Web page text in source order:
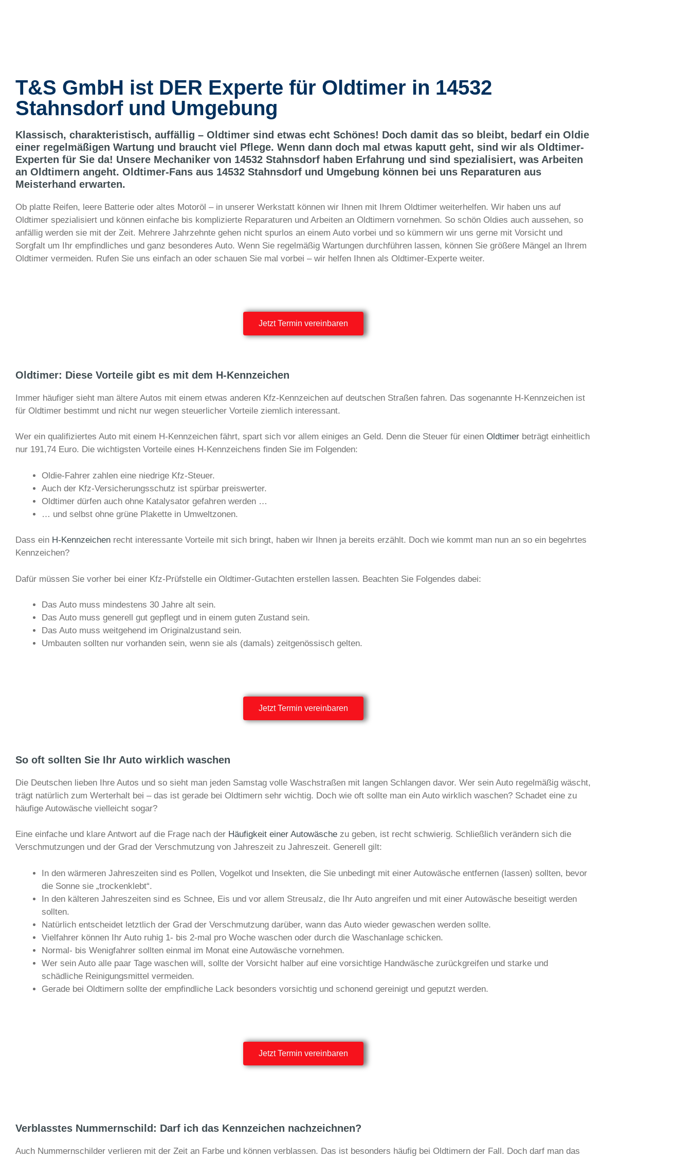
T&S GmbH ist DER Experte für Oldtimer in 14532
Stahnsdorf und Umgebung
Klassisch, charakteristisch, auffällig – Oldtimer sind etwas echt Schönes! Doch damit das so bleibt, bedarf ein Oldie
einer regelmäßigen Wartung und braucht viel Pflege. Wenn dann doch mal etwas kaputt geht, sind wir als Oldtimer-
Experten für Sie da! Unsere Mechaniker von 14532 Stahnsdorf haben Erfahrung und sind spezialisiert, was Arbeiten
an Oldtimern angeht. Oldtimer-Fans aus 14532 Stahnsdorf und Umgebung können bei uns Reparaturen aus
Meisterhand erwarten.
Ob platte Reifen, leere Batterie oder altes Motoröl – in unserer Werkstatt können wir Ihnen mit Ihrem Oldtimer weiterhelfen. Wir haben uns auf
Oldtimer spezialisiert und können einfache bis komplizierte Reparaturen und Arbeiten an Oldtimern vornehmen. So schön Oldies auch aussehen, so
anfällig werden sie mit der Zeit. Mehrere Jahrzehnte gehen nicht spurlos an einem Auto vorbei und so kümmern wir uns gerne mit Vorsicht und
Sorgfalt um Ihr empfindliches und ganz besonderes Auto. Wenn Sie regelmäßig Wartungen durchführen lassen, können Sie größere Mängel an Ihrem
Oldtimer vermeiden. Rufen Sie uns einfach an oder schauen Sie mal vorbei – wir helfen Ihnen als Oldtimer-Experte weiter.
Jetzt Termin vereinbaren
Oldtimer: Diese Vorteile gibt es mit dem H-Kennzeichen
Immer häufiger sieht man ältere Autos mit einem etwas anderen Kfz-Kennzeichen auf deutschen Straßen fahren. Das sogenannte H-Kennzeichen ist
für Oldtimer bestimmt und nicht nur wegen steuerlicher Vorteile ziemlich interessant.
Wer ein qualifiziertes Auto mit einem H-Kennzeichen fährt, spart sich vor allem einiges an Geld. Denn die Steuer für einen Oldtimer beträgt einheitlich
nur 191,74 Euro. Die wichtigsten Vorteile eines H-Kennzeichens finden Sie im Folgenden:
Oldie-Fahrer zahlen eine niedrige Kfz-Steuer.
Auch der Kfz-Versicherungsschutz ist spürbar preiswerter.
Oldtimer dürfen auch ohne Katalysator gefahren werden …
… und selbst ohne grüne Plakette in Umweltzonen.
Dass ein H-Kennzeichen recht interessante Vorteile mit sich bringt, haben wir Ihnen ja bereits erzählt. Doch wie kommt man nun an so ein begehrtes
Kennzeichen?
Dafür müssen Sie vorher bei einer Kfz-Prüfstelle ein Oldtimer-Gutachten erstellen lassen. Beachten Sie Folgendes dabei:
Das Auto muss mindestens 30 Jahre alt sein.
Das Auto muss generell gut gepflegt und in einem guten Zustand sein.
Das Auto muss weitgehend im Originalzustand sein.
Umbauten sollten nur vorhanden sein, wenn sie als (damals) zeitgenössisch gelten.
Jetzt Termin vereinbaren
So oft sollten Sie Ihr Auto wirklich waschen
Die Deutschen lieben Ihre Autos und so sieht man jeden Samstag volle Waschstraßen mit langen Schlangen davor. Wer sein Auto regelmäßig wäscht,
trägt natürlich zum Werterhalt bei – das ist gerade bei Oldtimern sehr wichtig. Doch wie oft sollte man ein Auto wirklich waschen? Schadet eine zu
häufige Autowäsche vielleicht sogar?
Eine einfache und klare Antwort auf die Frage nach der Häufigkeit einer Autowäsche zu geben, ist recht schwierig. Schließlich verändern sich die
Verschmutzungen und der Grad der Verschmutzung von Jahreszeit zu Jahreszeit. Generell gilt:
In den wärmeren Jahreszeiten sind es Pollen, Vogelkot und Insekten, die Sie unbedingt mit einer Autowäsche entfernen (lassen) sollten, bevor
die Sonne sie „trockenklebt“.
In den kälteren Jahreszeiten sind es Schnee, Eis und vor allem Streusalz, die Ihr Auto angreifen und mit einer Autowäsche beseitigt werden
sollten.
Natürlich entscheidet letztlich der Grad der Verschmutzung darüber, wann das Auto wieder gewaschen werden sollte.
Vielfahrer können Ihr Auto ruhig 1- bis 2-mal pro Woche waschen oder durch die Waschanlage schicken.
Normal- bis Wenigfahrer sollten einmal im Monat eine Autowäsche vornehmen.
Wer sein Auto alle paar Tage waschen will, sollte der Vorsicht halber auf eine vorsichtige Handwäsche zurückgreifen und starke und
schädliche Reinigungsmittel vermeiden.
Gerade bei Oldtimern sollte der empfindliche Lack besonders vorsichtig und schonend gereinigt und geputzt werden.
Jetzt Termin vereinbaren
Verblasstes Nummernschild: Darf ich das Kennzeichen nachzeichnen?
Auch Nummernschilder verlieren mit der Zeit an Farbe und können verblassen. Das ist besonders häufig bei Oldtimern der Fall. Doch darf man das